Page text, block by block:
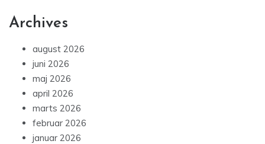
Archives
august 2026
juni 2026
maj 2026
april 2026
marts 2026
februar 2026
januar 2026